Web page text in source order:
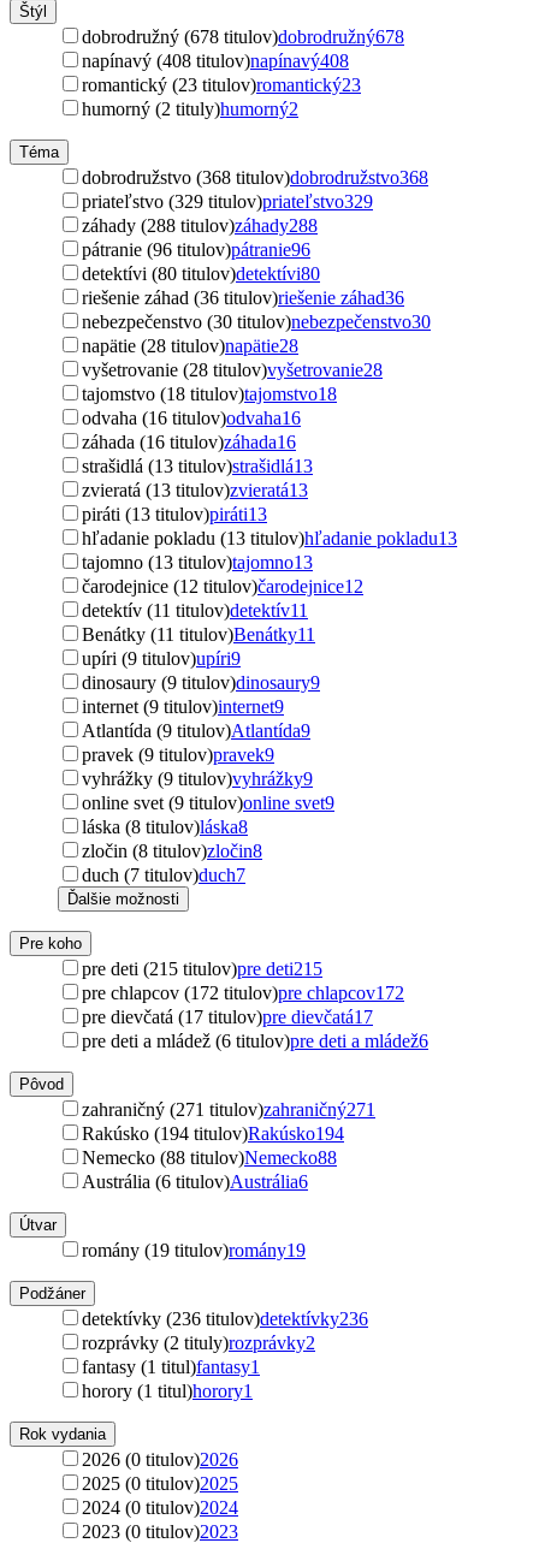
Štýl
dobrodružný (678 titulov)dobrodružný678
napínavý (408 titulov)napínavý408
romantický (23 titulov)romantický23
humorný (2 tituly)humorný2
Téma
dobrodružstvo (368 titulov)dobrodružstvo368
priateľstvo (329 titulov)priateľstvo329
záhady (288 titulov)záhady288
pátranie (96 titulov)pátranie96
detektívi (80 titulov)detektívi80
riešenie záhad (36 titulov)riešenie záhad36
nebezpečenstvo (30 titulov)nebezpečenstvo30
napätie (28 titulov)napätie28
vyšetrovanie (28 titulov)vyšetrovanie28
tajomstvo (18 titulov)tajomstvo18
odvaha (16 titulov)odvaha16
záhada (16 titulov)záhada16
strašidlá (13 titulov)strašidlá13
zvieratá (13 titulov)zvieratá13
piráti (13 titulov)piráti13
hľadanie pokladu (13 titulov)hľadanie pokladu13
tajomno (13 titulov)tajomno13
čarodejnice (12 titulov)čarodejnice12
detektív (11 titulov)detektív11
Benátky (11 titulov)Benátky11
upíri (9 titulov)upíri9
dinosaury (9 titulov)dinosaury9
internet (9 titulov)internet9
Atlantída (9 titulov)Atlantída9
pravek (9 titulov)pravek9
vyhrážky (9 titulov)vyhrážky9
online svet (9 titulov)online svet9
láska (8 titulov)láska8
zločin (8 titulov)zločin8
duch (7 titulov)duch7
Ďalšie možnosti
Pre koho
pre deti (215 titulov)pre deti215
pre chlapcov (172 titulov)pre chlapcov172
pre dievčatá (17 titulov)pre dievčatá17
pre deti a mládež (6 titulov)pre deti a mládež6
Pôvod
zahraničný (271 titulov)zahraničný271
Rakúsko (194 titulov)Rakúsko194
Nemecko (88 titulov)Nemecko88
Austrália (6 titulov)Austrália6
Útvar
romány (19 titulov)romány19
Podžáner
detektívky (236 titulov)detektívky236
rozprávky (2 tituly)rozprávky2
fantasy (1 titul)fantasy1
horory (1 titul)horory1
Rok vydania
2026 (0 titulov)2026
2025 (0 titulov)2025
2024 (0 titulov)2024
2023 (0 titulov)2023